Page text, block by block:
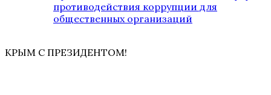
противодействия коррупции для
общественных организаций
КРЫМ С ПРЕЗИДЕНТОМ!